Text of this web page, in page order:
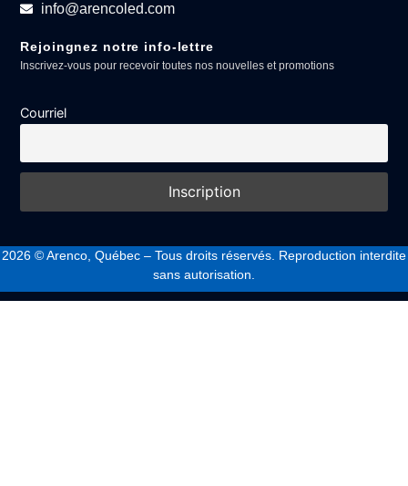
info@arencoled.com
Rejoingnez notre info-lettre
Inscrivez-vous pour recevoir toutes nos nouvelles et promotions
Courriel
2026 © Arenco, Québec – Tous droits réservés. Reproduction interdite
sans autorisation.